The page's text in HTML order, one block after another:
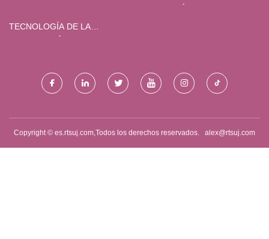
TECNOLOGÍA DE LA
Copyright © es.rtsuj.com,Todos los derechos reservados. alex@rtsuj.com